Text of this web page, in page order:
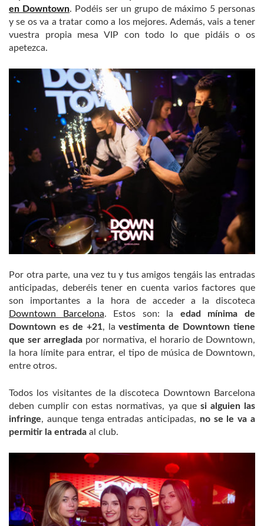
en Downtown. Podéis ser un grupo de máximo 5 personas
y se os va a tratar como a los mejores. Además, vais a tener
vuestra propia mesa VIP con todo lo que pidáis o os
apetezca.
Por otra parte, una vez tu y tus amigos tengáis las entradas
anticipadas, deberéis tener en cuenta varios factores que
son importantes a la hora de acceder a la discoteca
Downtown Barcelona. Estos son: la edad mínima de
Downtown es de +21, la vestimenta de Downtown tiene
que ser arreglada por normativa, el horario de Downtown,
la hora límite para entrar, el tipo de música de Downtown,
entre otros.
Todos los visitantes de la discoteca Downtown Barcelona
deben cumplir con estas normativas, ya quesi alguien las
infringe, aunque tenga entradas anticipadas, no se le va a
permitir la entrada al club.